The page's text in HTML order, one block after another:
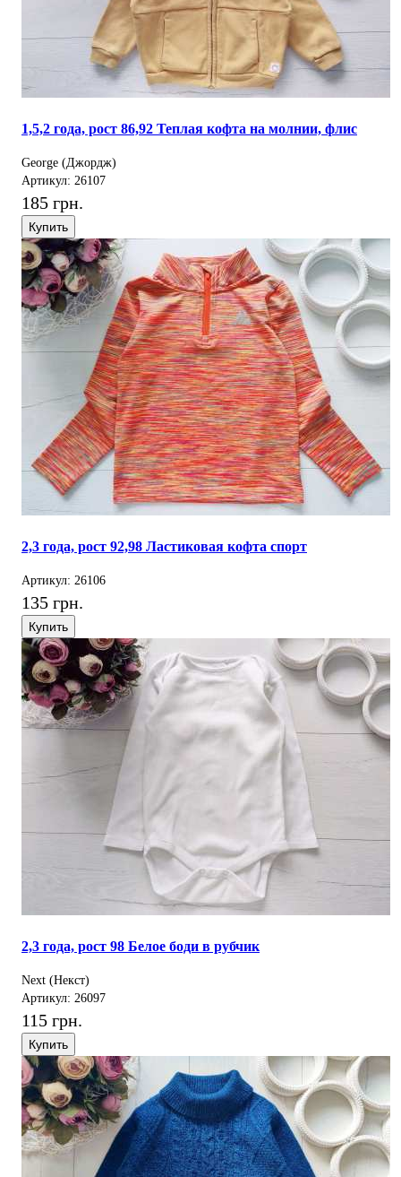
1,5,2 года, рост 86,92 Теплая кофта на молнии, флис
George (Джордж)
Артикул: 26107
185 грн.
Купить
2,3 года, рост 92,98 Ластиковая кофта спорт
Артикул: 26106
135 грн.
Купить
2,3 года, рост 98 Белое боди в рубчик
Next (Некст)
Артикул: 26097
115 грн.
Купить